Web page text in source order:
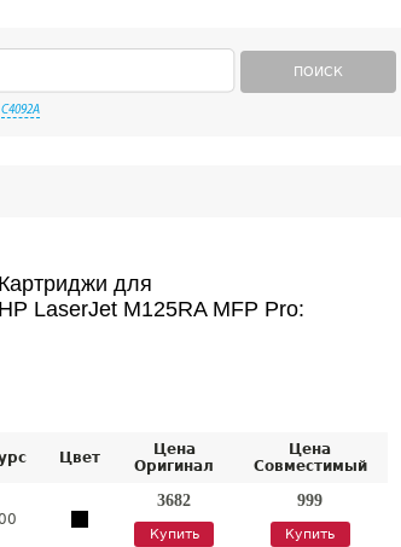
ПОИСК
C4092A
Картриджи для
HP LaserJet M125RA MFP Pro:
Цвет
Цена
Оригинал
Цена
Совместимый
3682
Купить
999
Купить